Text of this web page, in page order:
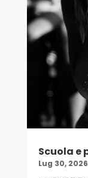
Scuola e
Lug 30, 2026